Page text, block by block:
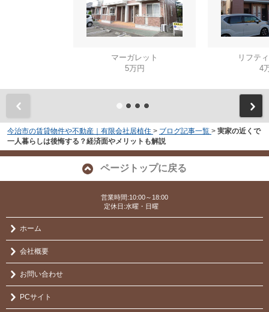
マーガレット
5万円
リフテ
4
今治市の賃貸物件や不動産｜有限会社居植住 > ブログ記事一覧 > 実家の近くで
一人暮らしは後悔する？経済面やメリットも解説
ページトップに戻る
営業時間:10:00～18:00
定休日:水曜・日曜
ホーム
会社概要
お問い合わせ
PCサイト